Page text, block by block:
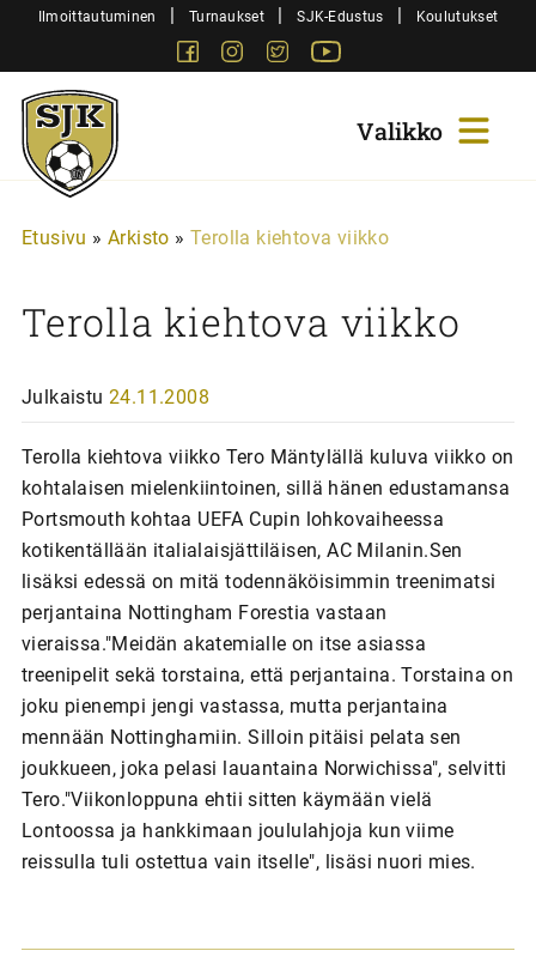
SiirryIlmoittautuminen | Turnaukset | SJK-Edustus | Koulutukset
FacebookInstagram
Twitter
Sjk-
Juniorit
Etusivu » Arkisto » Terolla kiehtova viikko
Terolla kiehtova viikko
Julkaistu 24.11.2008
Terolla kiehtova viikko Tero Mäntylällä kuluva viikko on
kohtalaisen mielenkiintoinen, sillä hänen edustamansa
Portsmouth kohtaa UEFA Cupin lohkovaiheessa
kotikentällään italialaisjättiläisen, AC Milanin.Sen
lisäksi edessä on mitä todennäköisimmin treenimatsi
perjantaina Nottingham Forestia vastaan
vieraissa."Meidän akatemialle on itse asiassa
treenipelit sekä torstaina, että perjantaina. Torstaina on
joku pienempi jengi vastassa, mutta perjantaina
mennään Nottinghamiin. Silloin pitäisi pelata sen
joukkueen, joka pelasi lauantaina Norwichissa", selvitti
Tero."Viikonloppuna ehtii sitten käymään vielä
Lontoossa ja hankkimaan joululahjoja kun viime
reissulla tuli ostettua vain itselle", lisäsi nuori mies.